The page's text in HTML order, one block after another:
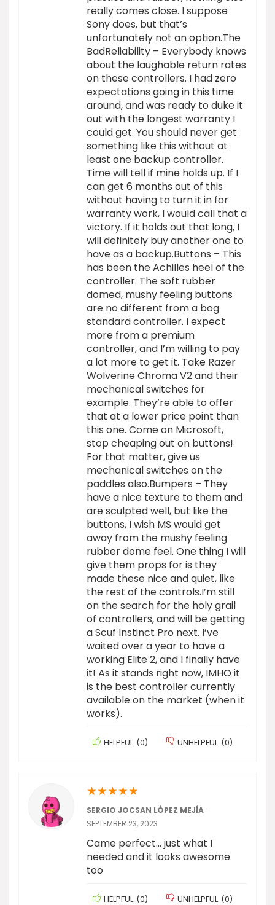
really comes close. I suppose
Sony does, but that’s
unfortunately not an option.The
BadReliability – Everybody knows
about the laughable return rates
on these controllers. I had zero
expectations going in this time
around, and was ready to duke it
out with the longest warranty I
could get. You should never get
something like this without at
least one backup controller.
Time will tell if mine holds up. If I
can get 6 months out of this
without having to turn it in for
warranty work, I would call that a
victory. If it holds out that long, I
will definitely buy another one to
have as a backup.Buttons – This
has been the Achilles heel of the
controller. The soft rubber
domed, mushy feeling buttons
are no different from a bog
standard controller. I expect
more from a premium
controller, and I’m willing to pay
a lot more to get it. Take Razer
Wolverine Chroma V2 and their
mechanical switches for
example. They’re able to offer
that at a lower price point than
this one. Come on Microsoft,
stop cheaping out on buttons!
For that matter, give us
mechanical switches on the
paddles also.Bumpers – They
have a nice texture to them and
are sculpted well, but like the
buttons, I wish MS would get
away from the mushy feeling
rubber dome feel. One thing I will
give them props for is they
made these nice and quiet, like
the rest of the controls.I’m still
on the search for the holy grail
of controllers, and will be getting
a Scuf Instinct Pro next. I’ve
waited over a year to have a
working Elite 2, and I finally have
it! As it stands right now, IMHO it
is the best controller currently
available on the market (when it
works).
HELPFUL (0) UNHELPFUL (0)
★★★★★
SERGIO JOCSAN LÓPEZ MEJÍA –
SEPTEMBER 23, 2023
Came perfect… just what I
needed and it looks awesome
too
HELPFUL (0) UNHELPFUL (0)